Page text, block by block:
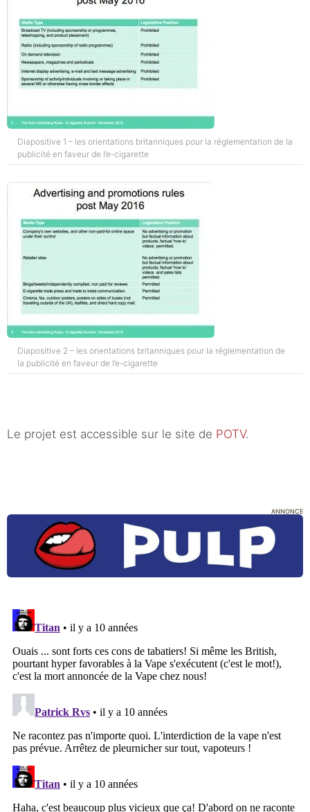
Diapositive 1 – les orientations britanniques pour la réglementation de la
publicité en faveur de l’e-cigarette
Diapositive 2 – les orientations britanniques pour la réglementation de
la publicité en faveur de l’e-cigarette
Le projet est accessible sur le site de POTV.
ANNONCE